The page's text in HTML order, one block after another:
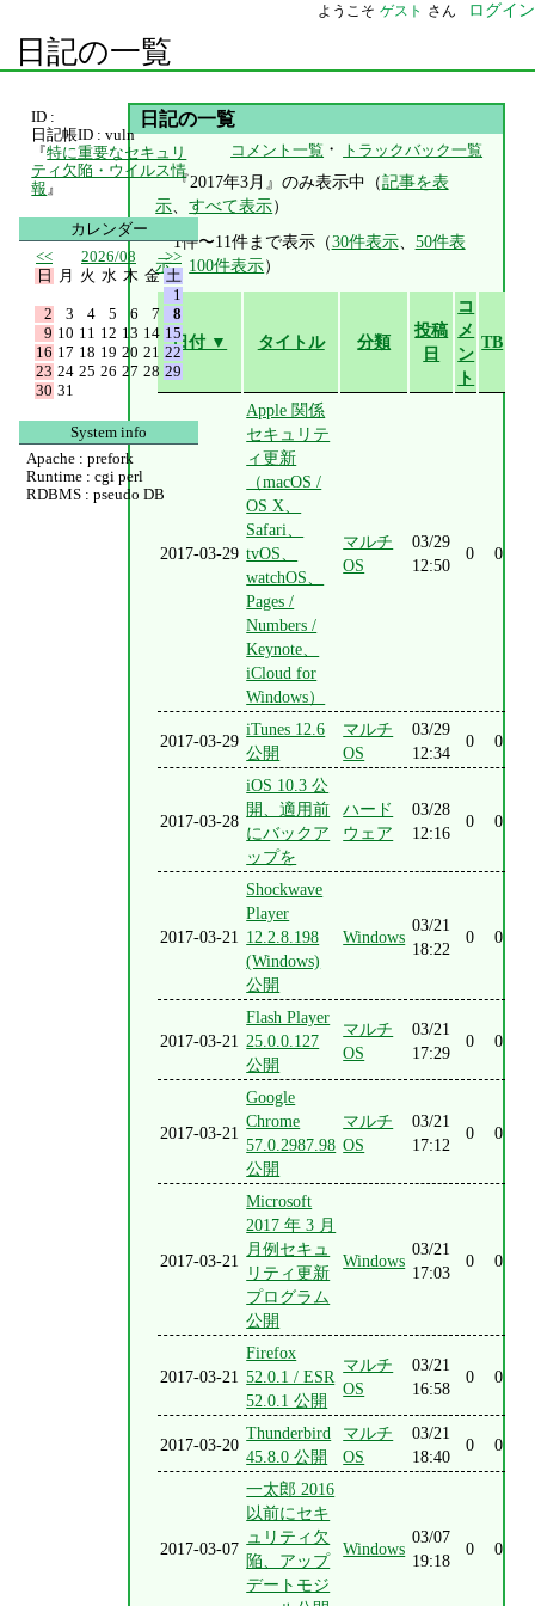
ようこそ ゲスト さん ログイン
日記の一覧
日記の一覧
コメント一覧 ・ トラックバック一覧
『2017年3月』のみ表示中（記事を表
示、すべて表示）
1件〜11件まで表示（30件表示、 50件表
示、 100件表示）
日付 ▼ タイトル 分類
投稿
日
コ
メ
ン
ト
TB
2017-03-29
Apple 関係
セキュリテ
ィ更新
（macOS /
OS X、
Safari、
tvOS、
watchOS、
Pages /
Numbers /
Keynote、
iCloud for
Windows）
マルチ
OS
03/29
12:50
0 0
2017-03-29
iTunes 12.6
公開
マルチ
OS
03/29
12:34
0 0
2017-03-28
iOS 10.3 公
開、適用前
にバックア
ップを
ハード
ウェア
03/28
12:16
0 0
2017-03-21
Shockwave
Player
12.2.8.198
(Windows)
公開
Windows
03/21
18:22
0 0
2017-03-21
Flash Player
25.0.0.127
公開
マルチ
OS
03/21
17:29
0 0
2017-03-21
Google
Chrome
57.0.2987.98
公開
マルチ
OS
03/21
17:12
0 0
2017-03-21
Microsoft
2017 年 3 月
月例セキュ
リティ更新
プログラム
公開
Windows
03/21
17:03
0 0
2017-03-21
Firefox
52.0.1 / ESR
52.0.1 公開
マルチ
OS
03/21
16:58
0 0
2017-03-20
Thunderbird
45.8.0 公開
マルチ
OS
03/21
18:40
0 0
2017-03-07
一太郎 2016
以前にセキ
ュリティ欠
陥、アップ
デートモジ
Windows
03/07
19:18
0 0
ID :
日記帳ID : vuln
『特に重要なセキュリ
ティ欠陥・ウイルス情
報 』
カレンダー
<<
2026/08
>>
日
月 火 水 木 金 土
1
2
3 4 5 6 7
8
9 10 11 12 13 14 15
16 17 18 19 20 21 22
23 24 25 26 27 28 29
30 31
System info
Apache : prefork
Runtime : cgi perl
RDBMS : pseudo DB